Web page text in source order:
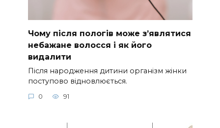
Чому після пологів може з’являтися
небажане волосся і як його
видалити
Після народження дитини організм жінки
поступово відновлюється.
0 91